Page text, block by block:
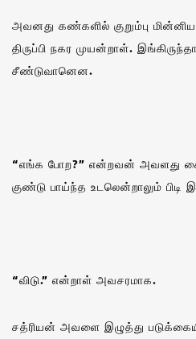
அவனது கண்களில் குறும்பு
திருப்பி நகர முயன்றாள்.
சீண்டுவானென.
“எங்க போற?” என்றவன் அவளது
குண்டு பாய்ந்த உடலென்றாலும் பிடி
“விடு.” என்றாள் அவசரமாக.
சத்ரியன் அவளை இழுத்து